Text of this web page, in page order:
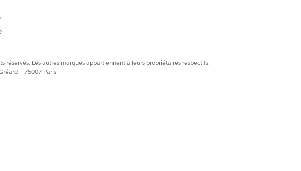
d’autorisations s’appliquent aux différents groupes
réservés. Les autres marques appartiennent à leurs propriétaires respectifs.
– 75007 Paris